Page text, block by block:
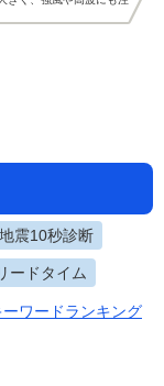
地震10秒診断
ードタイム
ワードランキング